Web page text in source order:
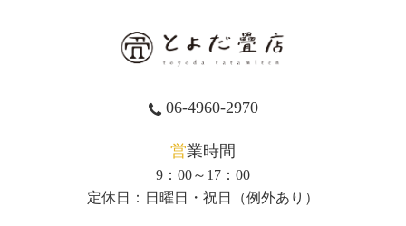
06-4960-2970
営業時間
9：00～17：00
定休日：日曜日・祝日（例外あり）